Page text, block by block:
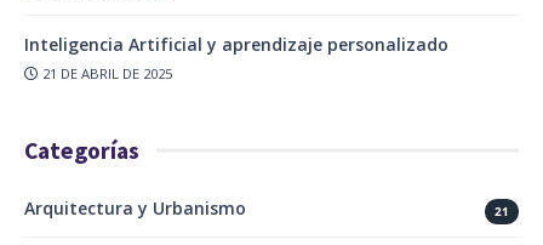
Inteligencia Artificial y aprendizaje personalizado
21 DE ABRIL DE 2025
Categorías
Arquitectura y Urbanismo 21